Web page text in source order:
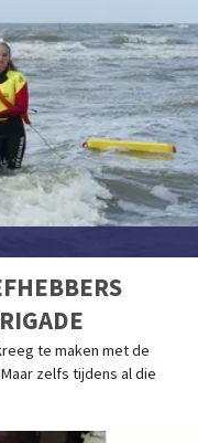
te maken met de
zelfs tijdens al die